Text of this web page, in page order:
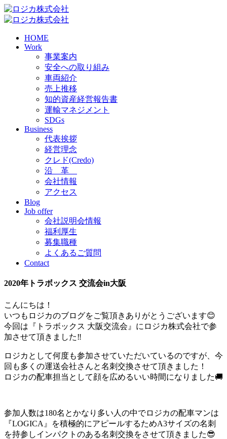
HOME
Work
事業案内
安全への取り組み
車両紹介
売上推移
知的資産経営報告書
運輸マネジメント
SDGs
Business
代表挨拶
経営理念
クレド(Credo)
沿 革
会社情報
アクセス
Blog
Job offer
会社説明会情報
福利厚生
募集職種
よくあるご質問
Contact
2020年トラボックス 交流会in大阪
こんにちは！
いつもロジカのブログをご覧頂きありがとうございます😊
今回は『トラボックス 大阪交流会』にロジカ株式会社で参
加させて頂きました‼️
ロジカとして何度も参加させていただいているのですが、今
回も多くの運送会社さんと名刺交換させて頂きました！
ロジカの配車担当として顔を広めるいい時間になりました🚚
参加人数は180名とかなり多い人の中でロジカの配車マンは
『LOGICA』を積極的にアピールするためA3サイズの名刺
を持参しインパクトのある名刺交換をさせて頂きました😎